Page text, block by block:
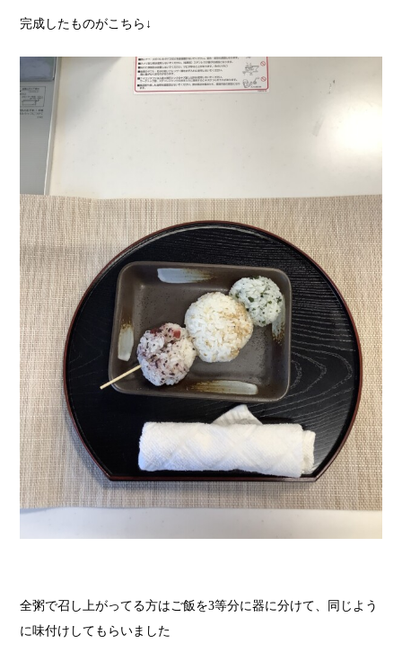
完成したものがこちら↓
全粥で召し上がってる方はご飯を3等分に器に分けて、同じよう
に味付けしてもらいました